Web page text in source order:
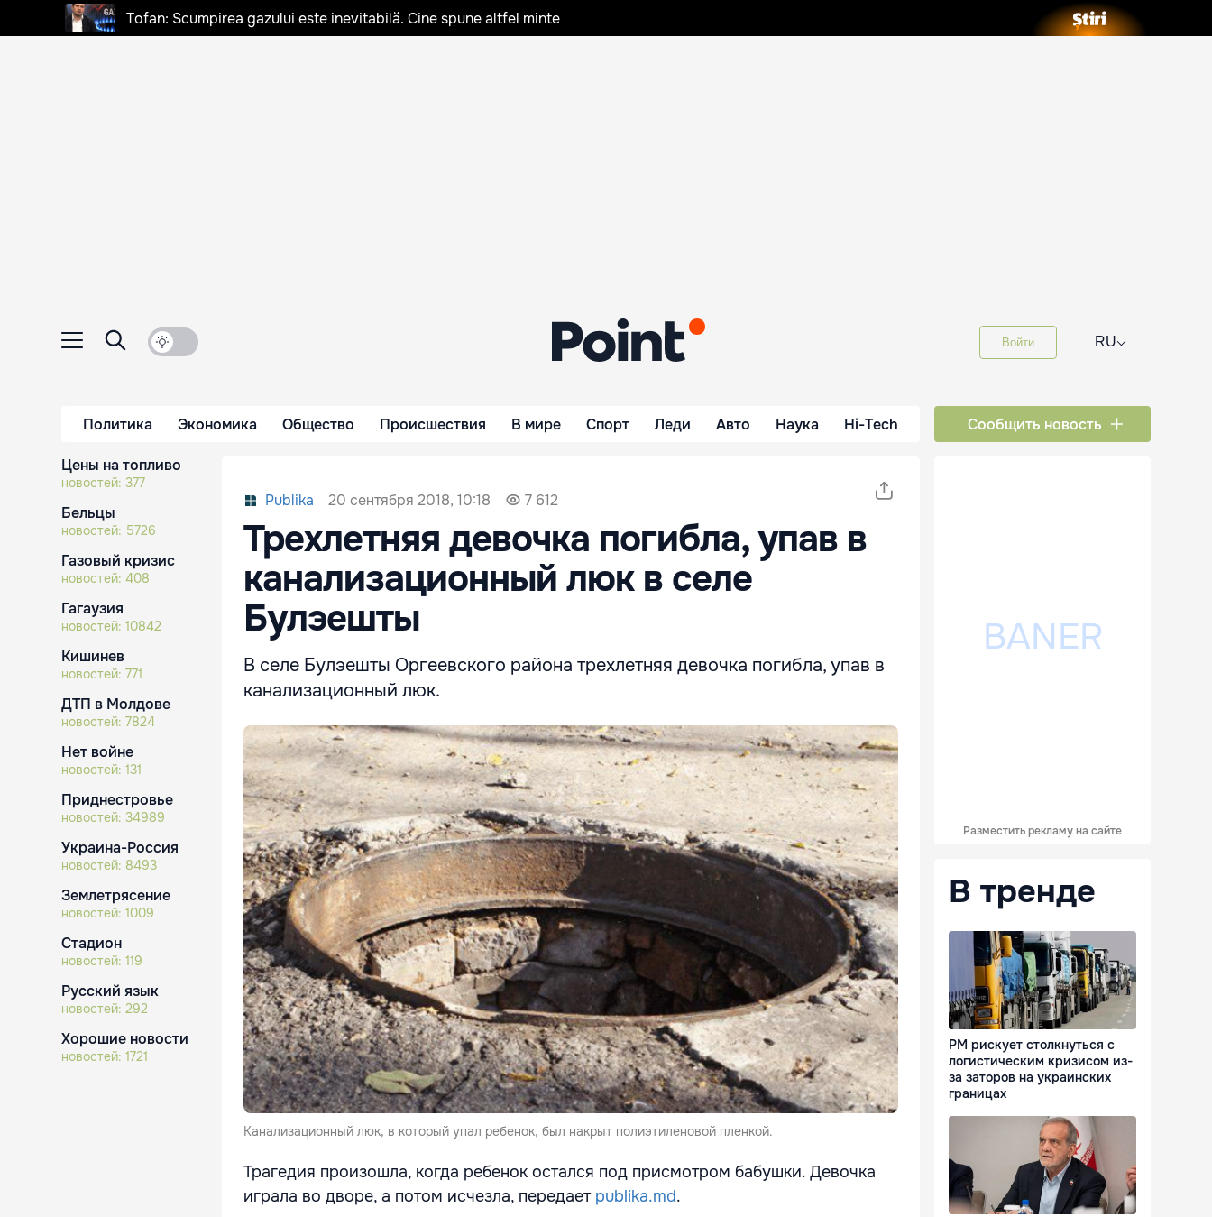
Tofan: Scumpirea gazului este inevitabilă. Cine spune altfel minte
Войти RU⌵
Политика Экономика Общество Происшествия В мире Спорт Леди Авто Наука Hi-Tech Сообщить новость
Цены на топливо
новостей: 377
Бельцы
новостей: 5726
Газовый кризис
новостей: 408
Гагаузия
новостей: 10842
Кишинев
новостей: 771
ДТП в Молдове
новостей: 7824
Нет войне
новостей: 131
Приднестровье
новостей: 34989
Украина-Россия
новостей: 8493
Землетрясение
новостей: 1009
Стадион
новостей: 119
Русский язык
новостей: 292
Хорошие новости
новостей: 1721
Publika 20 сентября 2018, 10:18 7 612
Трехлетняя девочка погибла, упав в
канализационный люк в селе
Булэешты
В селе Булэешты Оргеевского района трехлетняя девочка погибла, упав в
канализационный люк.
Канализационный люк, в который упал ребенок, был накрыт полиэтиленовой пленкой.
Трагедия произошла, когда ребенок остался под присмотром бабушки. Девочка
играла во дворе, а потом исчезла, передает publika.md.
Разместить рекламу на сайте
В тренде
РМ рискует столкнуться с
логистическим кризисом из-
за заторов на украинских
границах